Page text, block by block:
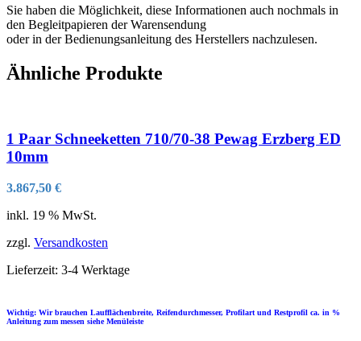
Sie haben die Möglichkeit, diese Informationen auch nochmals in
den Begleitpapieren der Warensendung
oder in der Bedienungsanleitung des Herstellers nachzulesen.
Ähnliche Produkte
1 Paar Schneeketten 710/70-38 Pewag Erzberg ED
10mm
3.867,50 €
inkl. 19 % MwSt.
zzgl. Versandkosten
Lieferzeit: 3-4 Werktage
Wichtig: Wir brauchen Laufflächenbreite, Reifendurchmesser, Profilart und Restprofil ca. in %
Anleitung zum messen siehe Menüleiste